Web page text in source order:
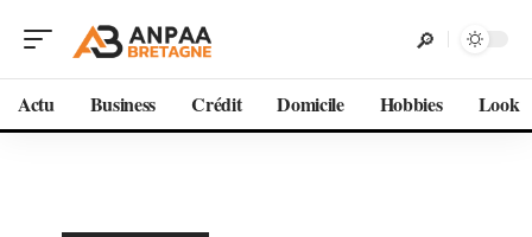
Actu Business Crédit Domicile Hobbies Look